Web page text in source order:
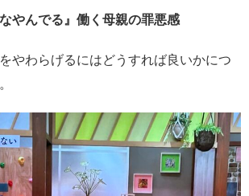
やんでる』働く母親の罪悪感
やわらげるにはどうすれば良いかにつ